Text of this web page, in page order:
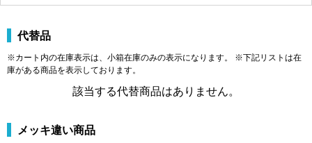
代替品
※カート内の在庫表示は、小箱在庫のみの表示になります。 ※下記リストは在
庫がある商品を表示しております。
該当する代替商品はありません。
メッキ違い商品